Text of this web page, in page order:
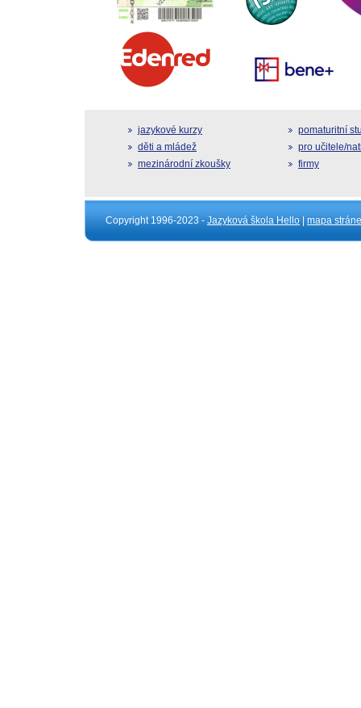
jazykové kurzy
děti a mládež
mezinárodní zkoušky
pomaturitní
pro učitele/
firmy
Copyright 1996-2023 - Jazyková škola Hello mapa